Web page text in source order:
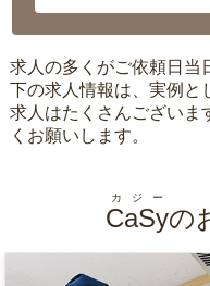
求人の多くがご依頼日当
下の求人情報は、実例と
求人はたくさんございま
くお願いします。
CaSy
カジー
の